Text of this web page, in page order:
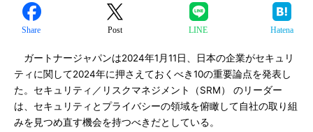
Share Post LINE Hatena
ガートナージャパンは2024年1月11日、日本の企業がセキュリ
ティに関して2024年に押さえておくべき10の重要論点を発表し
た。セキュリティ／リスクマネジメント（SRM） のリーダー
は、セキュリティとプライバシーの領域を俯瞰して自社の取り組
みを見つめ直す機会を持つべきだとしている。